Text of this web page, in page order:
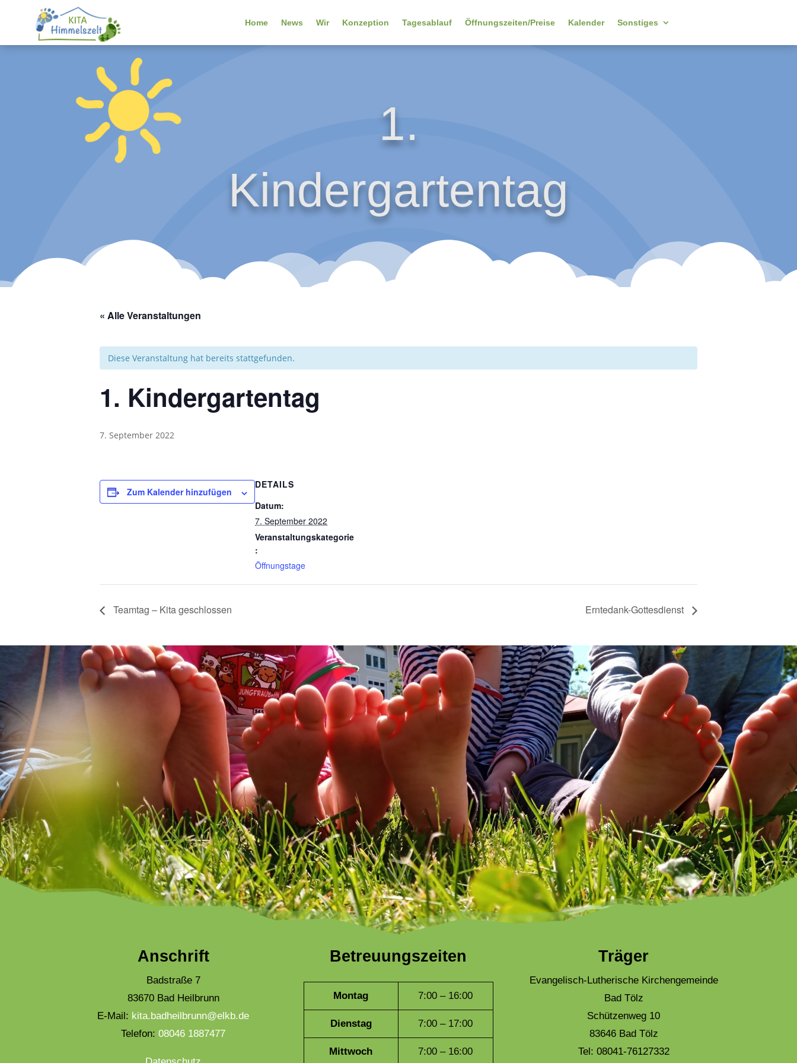
Home News Wir Konzeption Tagesablauf Öffnungszeiten/Preise Kalender Sonstiges
1.
Kindergartentag
« Alle Veranstaltungen
Diese Veranstaltung hat bereits stattgefunden.
1. Kindergartentag
7. September 2022
Zum Kalender hinzufügen
DETAILS
Datum:
7. September 2022
Veranstaltungskategorie
:
Öffnungstage
Teamtag – Kita geschlossen Erntedank-Gottesdienst
Anschrift
Badstraße 7
83670 Bad Heilbrunn
E-Mail: kita.badheilbrunn@elkb.de
Telefon:08046 1887477
Betreuungszeiten
Montag 7:00 – 16:00
Dienstag 7:00 – 17:00
Mittwoch 7:00 – 16:00
Träger
Evangelisch-Lutherische Kirchengemeinde
Bad Tölz
Schützenweg 10
83646 Bad Tölz
Tel: 08041-76127332